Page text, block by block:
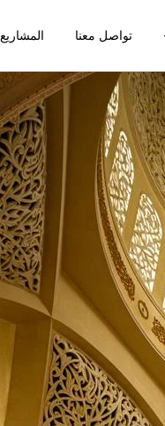
تواصل معنا المشاريع